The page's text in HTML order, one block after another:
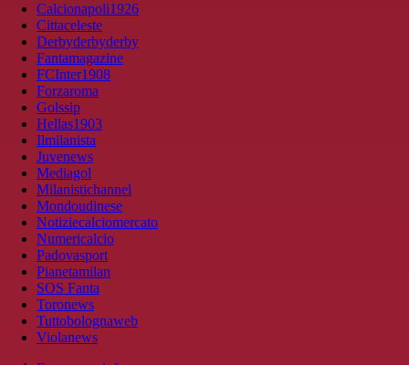
Calcionapoli1926
Cittaceleste
Derbyderbyderby
Fantamagazine
FCInter1908
Forzaroma
Golssip
Hellas1903
Ilmilanista
Juvenews
Mediagol
Milanistichannel
Mondoudinese
Notiziecalciomercato
Numericalcio
Padovasport
Pianetamilan
SOS Fanta
Toronews
Tuttobolognaweb
Violanews